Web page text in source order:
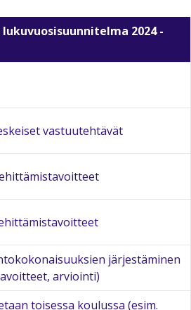
2024 -
vastuutehtävät
järjestäminen
arviointi)
toisessa koulussa (esim.